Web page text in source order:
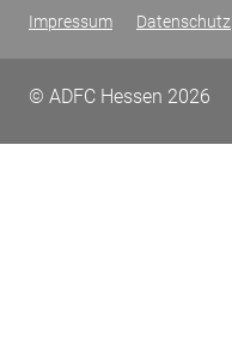
Impressum Datenschutz
© ADFC Hessen 2026